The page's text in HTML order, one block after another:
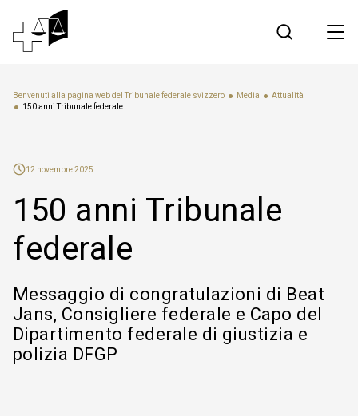
Comunicazione elettronica
Giurisprudenza
Media
Benvenuti alla pagina web del Tribunale federale svizzero Media
Attualità
150 anni Tribunale federale
12 novembre 2025
150 anni Tribunale
federale
Messaggio di congratulazioni di Beat
Jans, Consigliere federale e Capo del
Dipartimento federale di giustizia e
polizia DFGP